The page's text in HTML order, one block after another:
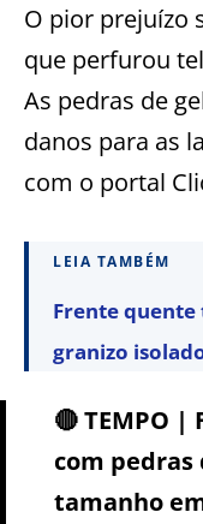
O pior prejuízo
que perfurou
As pedras de
danos para as
com o portal
LEIA TAMBÉM
Frente quente
granizo
🔴 TEMPO
com pedras
tamanho